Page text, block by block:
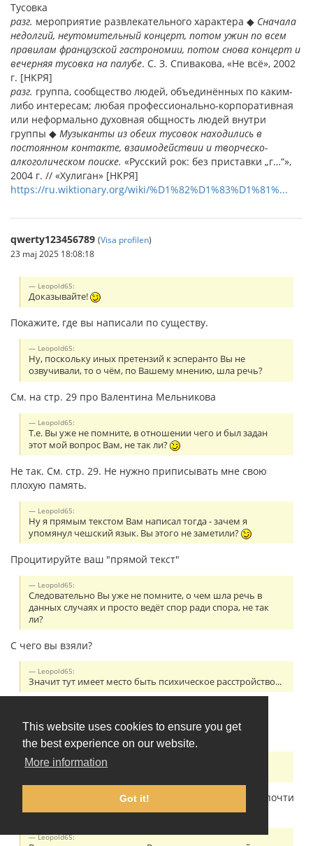
This website uses cookies to ensure you get
the best experience on our website.
More information
Got it!
Тусовка
разг. мероприятие развлекательного характера ◆ Сначала
недолгий, неутомительный концерт, потом ужин по всем
правилам французской гастрономии, потом снова концерт и
вечерняя тусовка на палубе. С. З. Спивакова, «Не всё», 2002
г. [НКРЯ]
разг. группа, сообщество людей, объединённых по каким-
либо интересам; любая профессионально-корпоративная
или неформально духовная общность людей внутри
группы ◆ Музыканты из обеих тусовок находились в
постоянном контакте, взаимодействии и творческо-
алкоголическом поиске. «Русский рок: без приставки „г…“»,
2004 г. // «Хулиган» [НКРЯ]
https://ru.wiktionary.org/wiki/%D1%82%D1%83%D1%81%...
qwerty123456789 (Visa profilen)
23 maj 2025 18:08:18
Leopold65:
Доказывайте!
Покажите, где вы написали по существу.
Leopold65:
Ну, поскольку иных претензий к эсперанто Вы не
озвучивали, то о чём, по Вашему мнению, шла речь?
См. на стр. 29 про Валентина Мельникова
Leopold65:
Т.е. Вы уже не помните, в отношении чего и был задан
этот мой вопрос Вам, не так ли?
Не так. См. стр. 29. Не нужно приписывать мне свою
плохую память.
Leopold65:
Ну я прямым текстом Вам написал тогда - зачем я
упомянул чешский язык. Вы этого не заметили?
Процитируйте ваш "прямой текст"
Leopold65:
Следовательно Вы уже не помните, о чем шла речь в
данных случаях и просто ведёт спор ради спора, не так
ли?
С чего вы взяли?
Leopold65:
Значит тут имеет место быть психическое расстройство...
психические расстройства. Резонёрство - симптом
Leopold65:
Почти везде:
Сначала вы пишете про "очевидные вещи", потом "почти
везде". По существу сказать нечего?
Leopold65: